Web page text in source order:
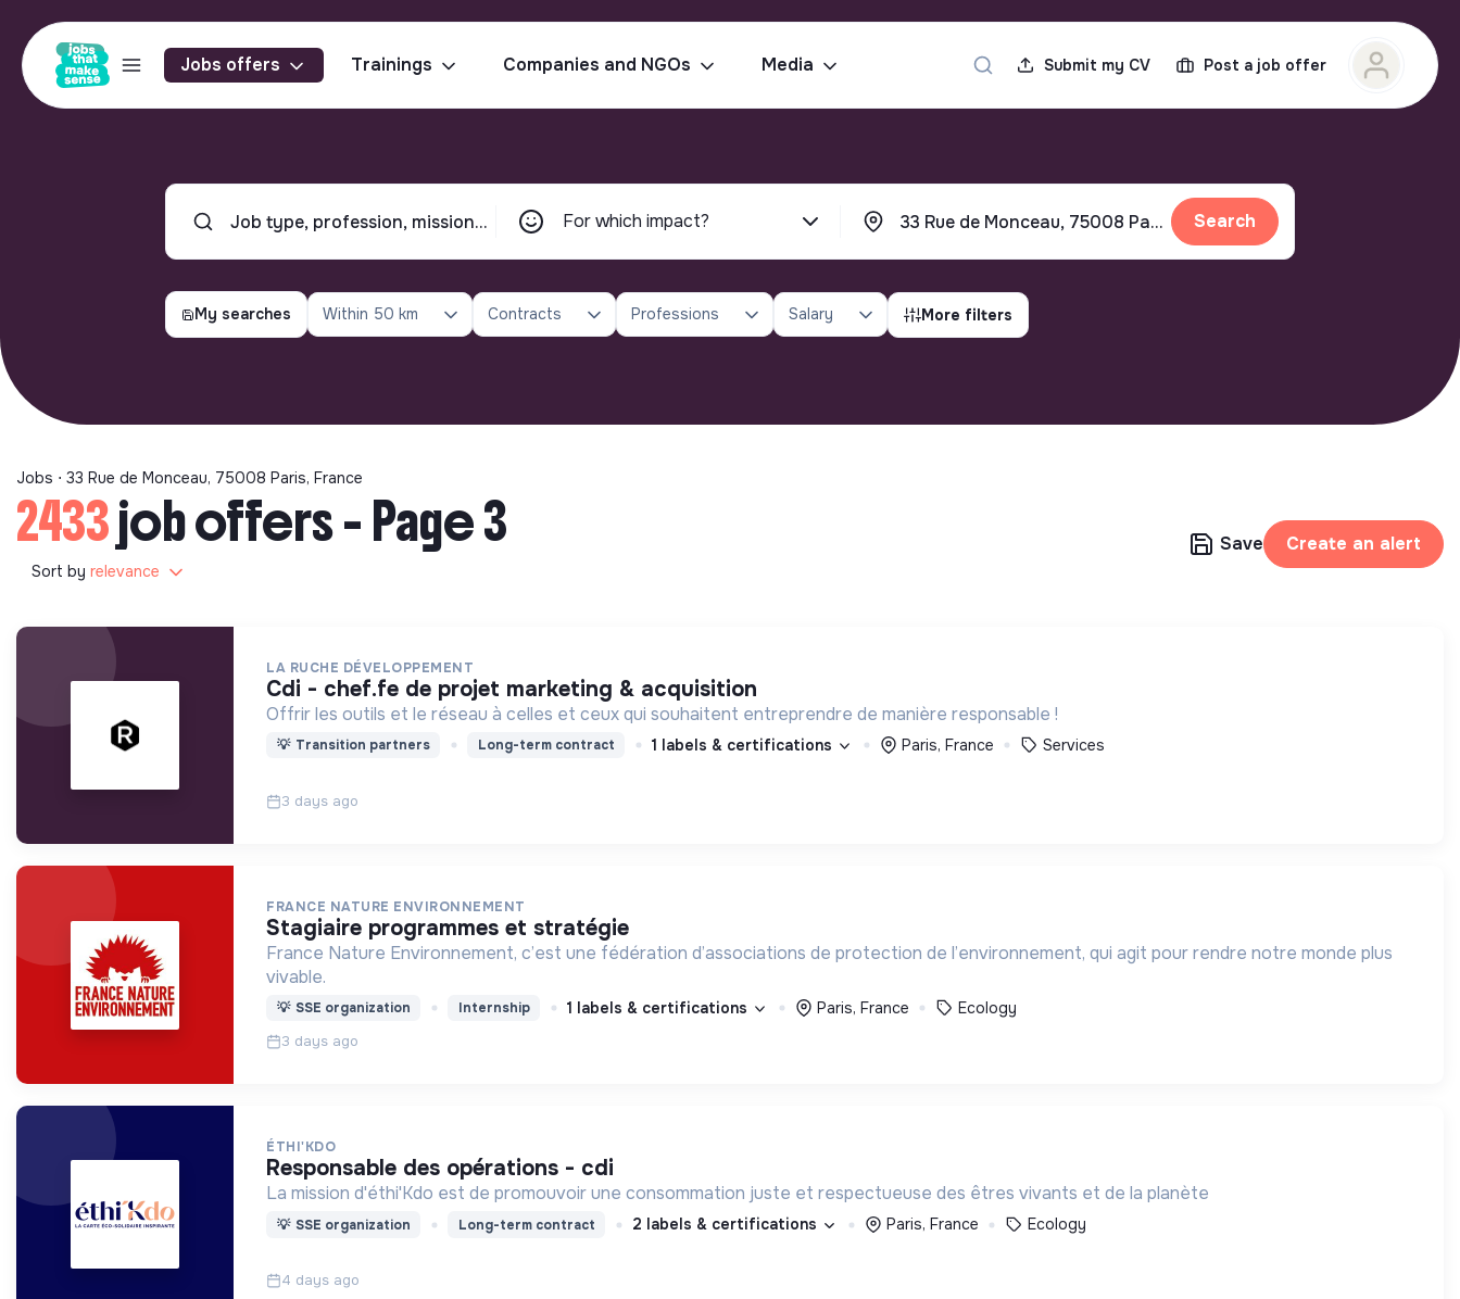
Jobs offers Trainings Companies and NGOs Media Submit my CV Post a job offer
For which impact? Search
My searches Within 50 km Contracts Professions Salary More filters
Jobs ⋅ 33 Rue de Monceau, 75008 Paris, France
2433job offers - Page 3
Sort by relevance
Save Create an alert
LA RUCHE DÉVELOPPEMENT
cdi - chef.fe de projet marketing & acquisition
Offrir les outils et le réseau à celles et ceux qui souhaitent entreprendre de manière responsable !
💡 Transition partners Long-term contract 1 labels & certifications Paris, France Services
3 days ago
FRANCE NATURE ENVIRONNEMENT
stagiaire programmes et stratégie
France Nature Environnement, c’est une fédération d’associations de protection de l’environnement, qui agit pour rendre notre monde plus
vivable.
💡 SSE organization Internship 1 labels & certifications Paris, France Ecology
3 days ago
ÉTHI'KDO
responsable des opérations - cdi
La mission d'éthi'Kdo est de promouvoir une consommation juste et respectueuse des êtres vivants et de la planète
💡 SSE organization Long-term contract 2 labels & certifications Paris, France Ecology
4 days ago